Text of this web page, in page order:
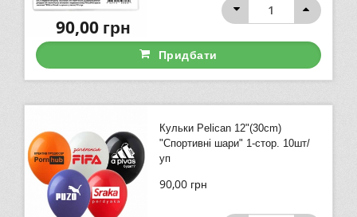
90,00грн
Придбати
Кульки Pelican 12"(30сm)
"Спортивні шари" 1-стор. 10шт/
уп
90,00 грн